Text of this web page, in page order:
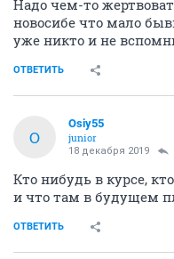
Надо чем-то
новосибе что мало
уже никто и не
ОТВЕТИТЬ
O
Osiy55
junior
18 декабря 2019
Кто нибудь в курсе,
и что там в будущем
ОТВЕТИТЬ